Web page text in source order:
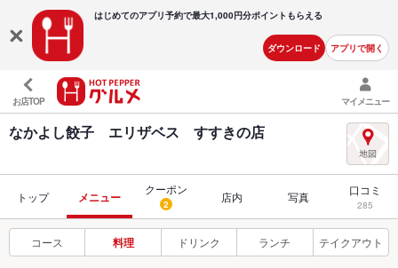
はじめてのアプリ予約で最大1,000円分ポイントもらえる
ダウンロード アプリで開く
お店TOP マイメニュー
なかよし餃子 エリザベス すすきの店
トップ メニュー
クーポン
2 店内 写真 口コミ
285
コース 料理 ドリンク ランチ テイクアウト